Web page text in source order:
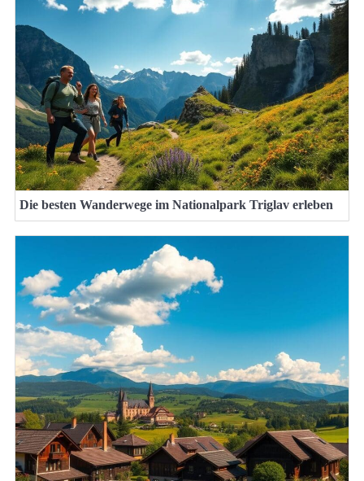
Die besten Wanderwege im Nationalpark Triglav erleben